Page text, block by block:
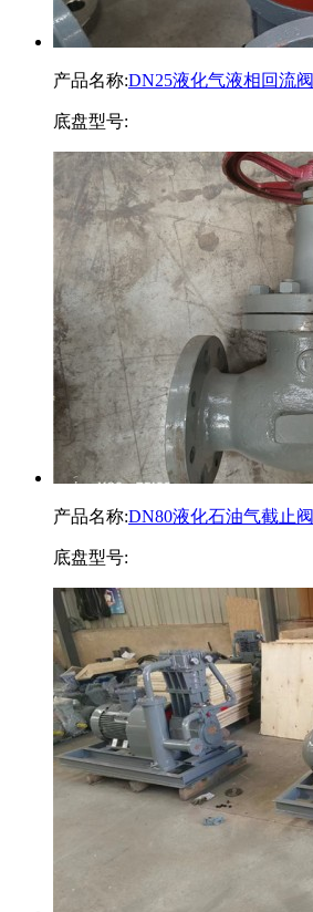
产品名称:DN25液化气液相回流阀
底盘型号:
产品名称:DN80液化石油气截止阀
底盘型号: